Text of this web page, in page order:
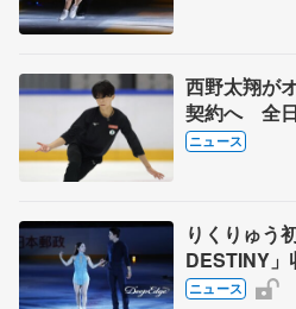
西野太翔が
契約へ 全
果残してい
ニュース
りくりゅう
DESTINY
地震、被災者
ニュース